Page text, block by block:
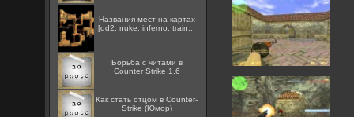
Названия мест на картах
[dd2, nuke, inferno, train...
Борьба с читами в
Counter Strike 1.6
Как стать отцом в Counter-
Strike (Юмор)